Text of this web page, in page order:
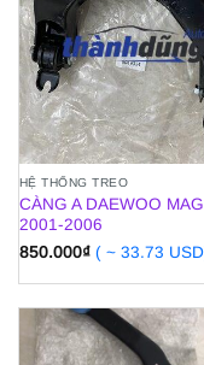
HỆ THỐNG TREO
CÀNG A DAEWOO
2001-2006
850.000₫ ( ~ 33.73